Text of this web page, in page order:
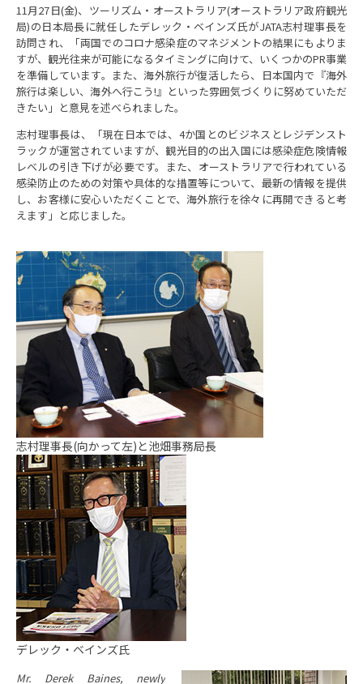
11月27日(金)、ツーリズム・オーストラリア(オーストラリア政府観光
局)の日本局長に就任したデレック・ベインズ氏がJATA志村理事長を
訪問され、「両国でのコロナ感染症のマネジメントの結果にもよりま
すが、観光往来が可能になるタイミングに向けて、いくつかのPR事業
を準備しています。また、海外旅行が復活したら、日本国内で『海外
旅行は楽しい、海外へ行こう!』といった雰囲気づくりに努めていただ
きたい」と意見を述べられました。
志村理事長は、「現在日本では、4か国とのビジネスとレジデンスト
ラックが運営されていますが、観光目的の出入国には感染症危険情報
レベルの引き下げが必要です。また、オーストラリアで行われている
感染防止のための対策や具体的な措置等について、最新の情報を提供
し、お客様に安心いただくことで、海外旅行を徐々に再開できると考
えます」と応じました。
志村理事長(向かって左)と池畑事務局長
デレック・ベインズ氏
Mr. Derek Baines, newly